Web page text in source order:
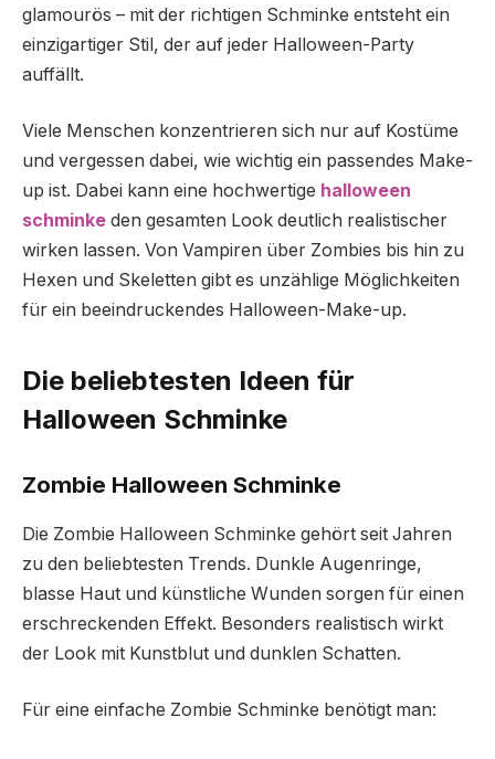
glamourös – mit der richtigen Schminke entsteht ein
einzigartiger Stil, der auf jeder Halloween-Party
auffällt.
Viele Menschen konzentrieren sich nur auf Kostüme
und vergessen dabei, wie wichtig ein passendes Make-
up ist. Dabei kann eine hochwertige halloween
schminke den gesamten Look deutlich realistischer
wirken lassen. Von Vampiren über Zombies bis hin zu
Hexen und Skeletten gibt es unzählige Möglichkeiten
für ein beeindruckendes Halloween-Make-up.
Die beliebtesten Ideen für
Halloween Schminke
Zombie Halloween Schminke
Die Zombie Halloween Schminke gehört seit Jahren
zu den beliebtesten Trends. Dunkle Augenringe,
blasse Haut und künstliche Wunden sorgen für einen
erschreckenden Effekt. Besonders realistisch wirkt
der Look mit Kunstblut und dunklen Schatten.
Für eine einfache Zombie Schminke benötigt man: